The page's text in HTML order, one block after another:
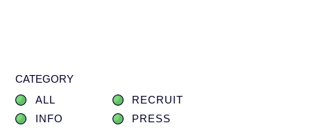
CATEGORY
ALL
RECRUIT
INFO
PRESS